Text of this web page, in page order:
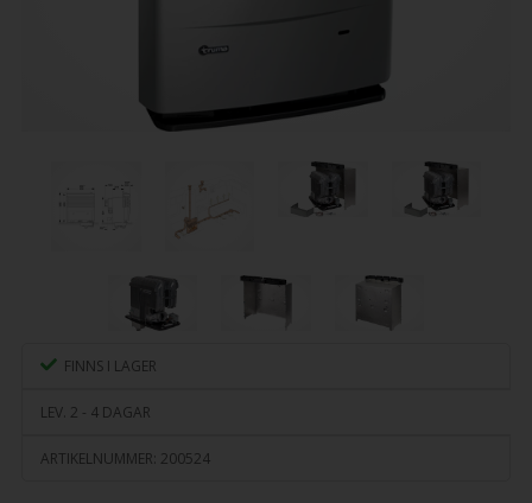
FINNS I LAGER
LEV. 2 - 4 DAGAR
ARTIKELNUMMER: 200524